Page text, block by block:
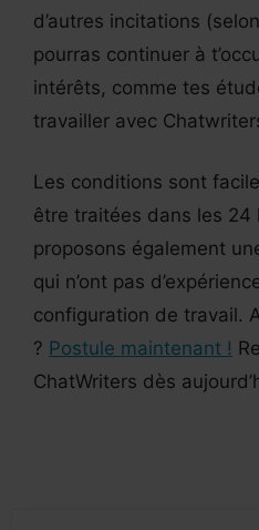
d’autres incitations
pourras continuer à
intérêts, comme tes
travailler avec
Les conditions sont
être traitées dans les 24
proposons également
qui n’ont pas
configuration de travail.
? Postule maintenant !
ChatWriters dès